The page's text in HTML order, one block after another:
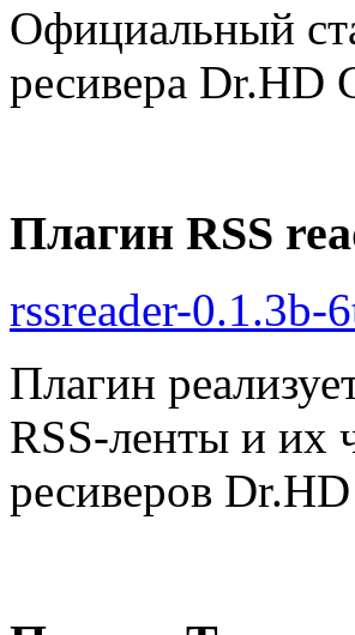
Официальный
ресивера Dr.HD
Плагин RSS
rssreader-0.1.3b-
Плагин
RSS-ленты и их
ресиверов